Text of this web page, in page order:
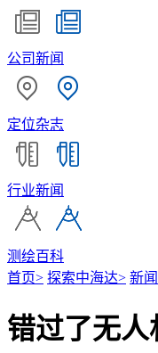
公司新闻
定位杂志
行业新闻
测绘百科
首页> 探索中海达> 新
错过了无